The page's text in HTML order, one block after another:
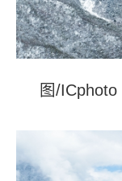
图/ICphoto